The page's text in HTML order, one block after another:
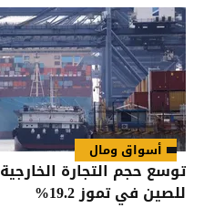
أسواق ومال
توسع حجم التجارة الخارجية
للصين في تموز 19.2%